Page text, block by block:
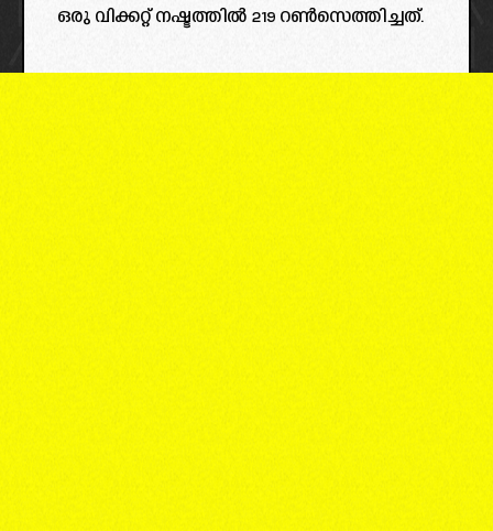
ഒരു വിക്കറ്റ് നഷ്ടത്തിൽ 219 റൺസെത്തിച്ചത്.